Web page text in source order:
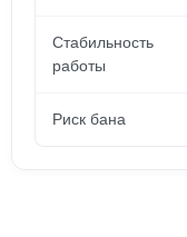
Стабильность
работы
Риск бана